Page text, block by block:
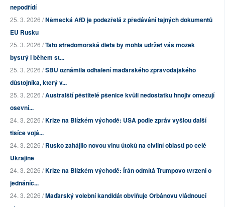
nepodřídí
25. 3. 2026 /Německá AfD je podezřelá z předávání tajných dokumentů
EU Rusku
25. 3. 2026 /Tato středomořská dieta by mohla udržet váš mozek
bystrý i během st...
25. 3. 2026 /SBU oznámila odhalení maďarského zpravodajského
důstojníka, který v...
25. 3. 2026 /Australští pěstitelé pšenice kvůli nedostatku hnojiv omezují
osevní...
24. 3. 2026 /Krize na Blízkém východě: USA podle zpráv vyšlou další
tisíce vojá...
24. 3. 2026 /Rusko zahájilo novou vlnu útoků na civilní oblasti po celé
Ukrajině
24. 3. 2026 /Krize na Blízkém východě: Írán odmítá Trumpovo tvrzení o
jednáníc...
24. 3. 2026 /Maďarský volební kandidát obviňuje Orbánovu vládnoucí